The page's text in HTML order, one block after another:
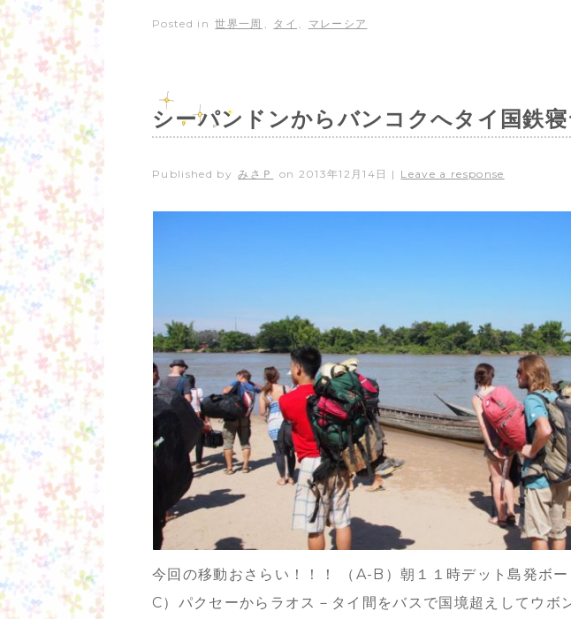
Posted in 世界一周 タイ マレーシア
シーパンドンからバンコクへタイ国鉄
Published by みさＰ on 2013年12月14日 | Leave a response
今回の移動おさらい！！！ （A-B）朝１１時デット島発ボ
C）パクセーからラオス－タイ間をバスで国境超えしてウボ